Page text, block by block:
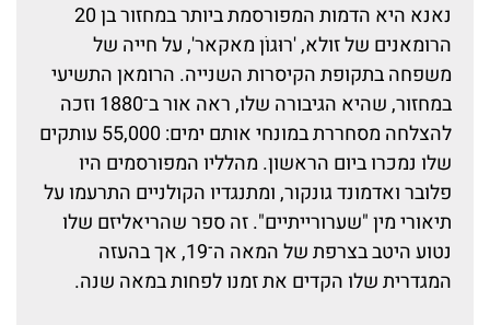
נאנא היא הדמות המפורסמת ביותר במחזור בן 20
הרומאנים של זולא, 'רוּגוֹן מאקאר', על חייה של
משפחה בתקופת הקיסרות השנייה. הרומאן התשיעי
במחזור, שהיא הגיבורה שלו, ראה אור ב־1880 וזכה
להצלחה מסחררת במונחי אותם ימים: 55,000 עותקים
שלו נמכרו ביום הראשון. מהלליו המפורסמים היו
פלובר ואדמונד גונקור, ומתנגדיו הקולניים התרעמו על
תיאורי מין "שערורייתיים". זה ספר שהריאליזם שלו
נטוע היטב בצרפת של המאה ה־19, אך בהעזה
המגדרית שלו הקדים את זמנו לפחות במאה שנה.